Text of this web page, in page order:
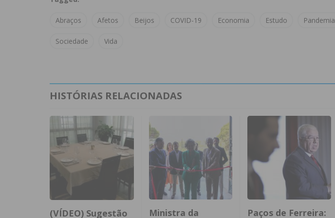
Abraços Afetos Beijos COVID-19 Economia Estudo Pandemia
Sociedade Vida
HISTÓRIAS RELACIONADAS
(VÍDEO) Sugestão Ministra da Paços de Ferreira: